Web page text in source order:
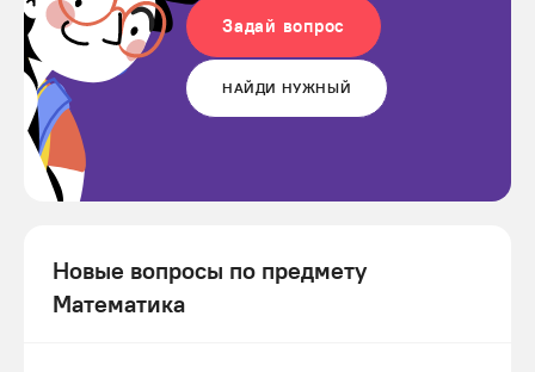
Задай вопрос
НАЙДИ НУЖНЫЙ
Новые вопросы по предмету
Математика